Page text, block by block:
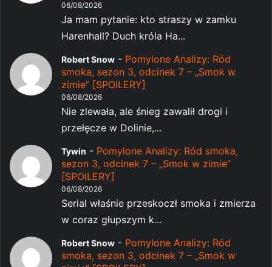
06/08/2026
Ja mam pytanie: kto straszy w zamku
Harenhall? Duch króla Ha...
Robert Snow - Pomylone Analizy: Ród
smoka, sezon 3, odcinek 7 – „Smok w
zimie” [SPOILERY]
06/08/2026
Nie zlewała, ale śnieg zawalił drogi i
przełęcze w Dolinie,...
Tywin - Pomylone Analizy: Ród smoka,
sezon 3, odcinek 7 – „Smok w zimie”
[SPOILERY]
06/08/2026
Serial właśnie przeskoczł smoka i zmierza
w coraz głupszym k...
Robert Snow - Pomylone Analizy: Ród
smoka, sezon 3, odcinek 7 – „Smok w